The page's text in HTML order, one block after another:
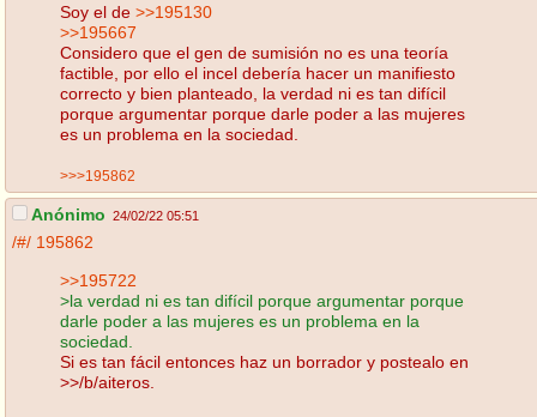
Soy el de >>195130
>>195667
Considero que el gen de sumisión no es una teoría
factible, por ello el incel debería hacer un manifiesto
correcto y bien planteado, la verdad ni es tan difícil
porque argumentar porque darle poder a las mujeres
es un problema en la sociedad.
>>>195862
Anónimo 24/02/22 05:51
/#/ 195862
>>195722
>la verdad ni es tan difícil porque argumentar porque
darle poder a las mujeres es un problema en la
sociedad.
Si es tan fácil entonces haz un borrador y postealo en
>>/b/aiteros.